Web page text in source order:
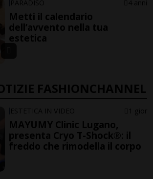
PARADISO 4 anni
Metti il calendario
dell’avvento nella tua
estetica
FASHIONCHANNEL
ESTETICA IN VIDEO 1 gior
MAYUMY Clinic Lugano,
presenta Cryo T-Shock®: il
freddo che rimodella il corpo